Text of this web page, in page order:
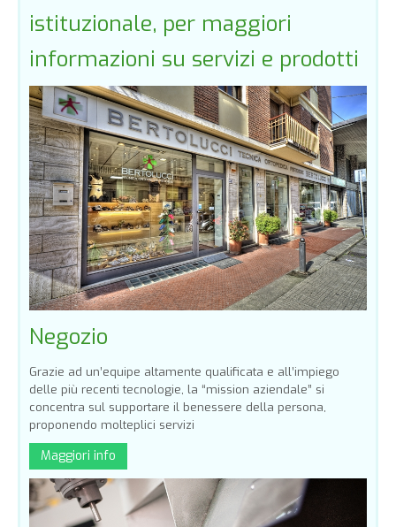
istituzionale, per maggiori
informazioni su servizi e prodotti
Negozio
Grazie ad un’equipe altamente qualificata e all’impiego
delle più recenti tecnologie, la “mission aziendale” si
concentra sul supportare il benessere della persona,
proponendo molteplici servizi
Maggiori info